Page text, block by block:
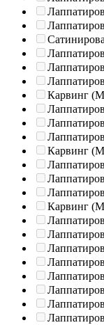
Карвинг
Карвинг
Карвинг